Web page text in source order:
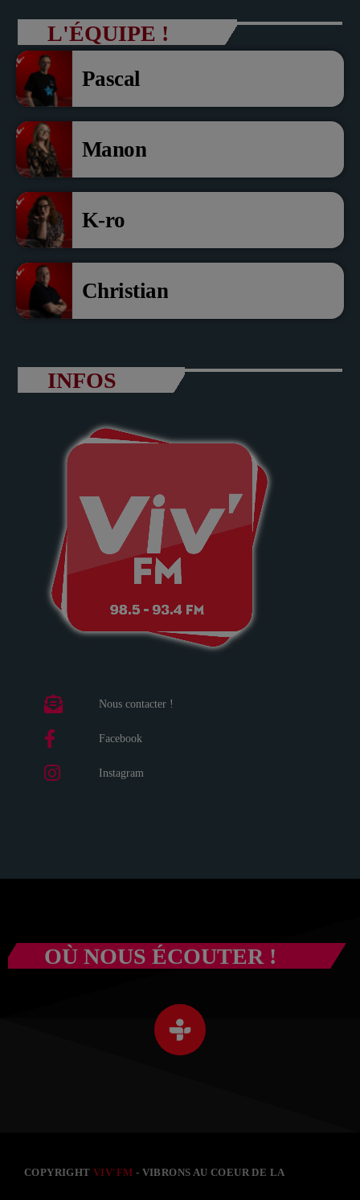
président com de com
L'ÉQUIPE !
Pascal
Manon
K-ro
Christian
INFOS
Nous contacter !
Facebook
Instagram
OÙ NOUS ÉCOUTER !
COPYRIGHTVIV'FM - VIBRONS AU COEUR DE LA